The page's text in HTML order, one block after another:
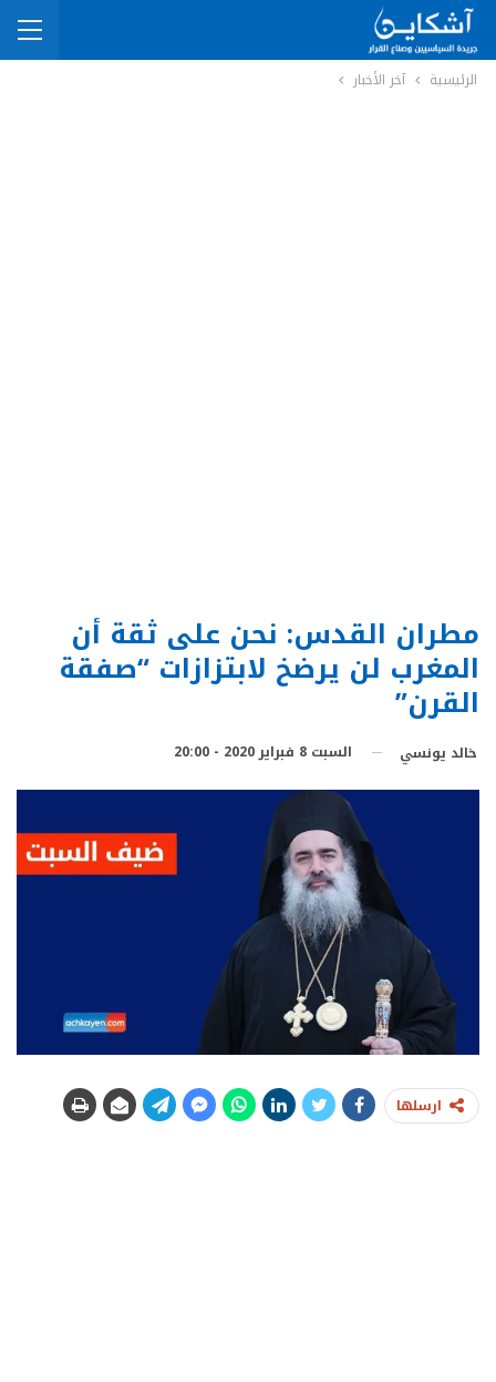
الرئيسية آخر الأخبار
مطران القدس: نحن على ثقة أن
المغرب لن يرضخ لابتزازات “صفقة
القرن”
خالد يونسي السبت 8 فبراير 2020 - 20:00
ارسلها